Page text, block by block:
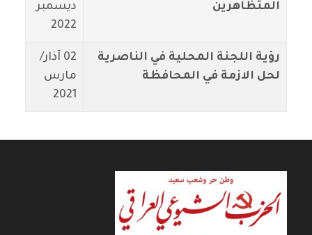
المتظاهرين
ديسمبر
2022
رؤية اللجنة المحلية في الناصرية
لحل الازمة في المحافظة
02 آذار/
مارس
2021